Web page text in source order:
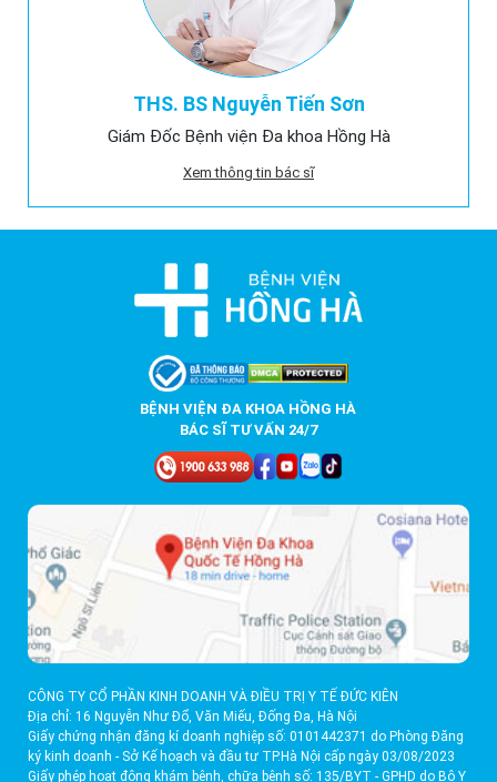
THS. BS Nguyễn Tiến Sơn
Giám Đốc Bệnh viện Đa khoa Hồng Hà
Xem thông tin bác sĩ
BỆNH VIỆN ĐA KHOA HỒNG HÀ
BÁC SĨ TƯ VẤN 24/7
CÔNG TY CỔ PHẦN KINH DOANH VÀ ĐIỀU TRỊ Y TẾ ĐỨC KIÊN
Địa chỉ: 16 Nguyễn Như Đổ, Văn Miếu, Đống Đa, Hà Nội
Giấy chứng nhận đăng kí doanh nghiệp số: 0101442371 do Phòng Đăng
ký kinh doanh - Sở Kế hoạch và đầu tư TP.Hà Nội cấp ngày 03/08/2023
Giấy phép hoạt động khám bệnh, chữa bệnh số: 135/BYT - GPHD do Bộ Y